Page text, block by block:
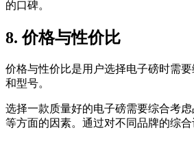
的口碑。
8. 价格与性价比
价格与性价比是用户选择电子磅时需
和型号。
选择一款质量好的电子磅需要综合考
等方面的因素。通过对不同品牌的综